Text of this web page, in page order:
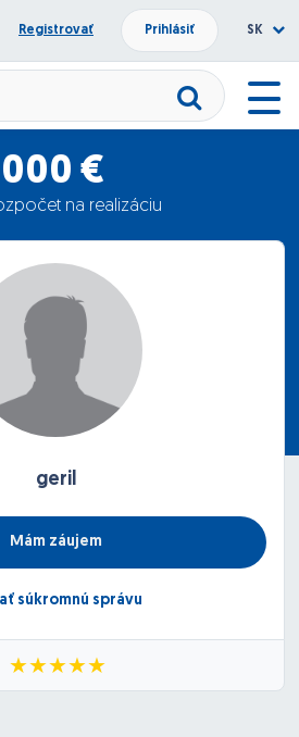
Registrovať Prihlásiť SK
€
na realizáciu
geril
Mám záujem
súkromnú správu